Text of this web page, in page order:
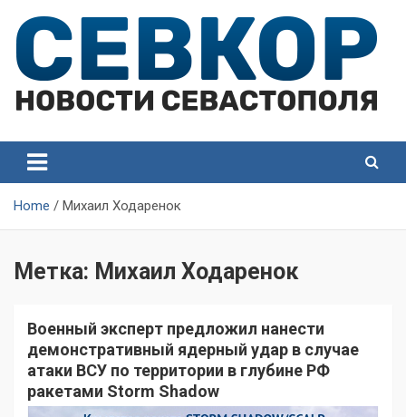
content
Севастополя
Севастополя
Home Михаил Ходаренок
Метка: Михаил Ходаренок
Военный эксперт предложил нанести
демонстративный ядерный удар в случае
атаки ВСУ по территории в глубине РФ
ракетами Storm Shadow